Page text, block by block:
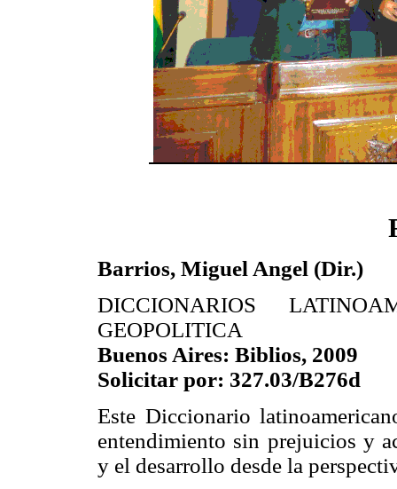
Barrios, Miguel Angel (Dir.)
DICCIONARIOS
GEOPOLITICA
Buenos Aires: Biblios, 2009
Solicitar por: 327.03/B276d
Este Diccionario
entendimiento sin prejuicios y
y el desarrollo desde la